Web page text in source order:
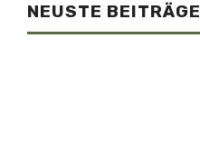
NEUSTE BEITRÄGE